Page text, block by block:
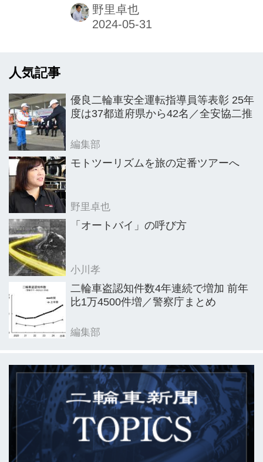
あらゆるサービスを提供する”をテーマ
に同社の信濃孝喜社長が出席し、現在
た。説明会の後日、信濃氏にサービス
の詳細やアプリの概要などを聞いた。
野里卓也
人気記事
優良二輪車安全運転指導員等表彰 25年
度は37都道府県から42名／全安協二推
編集部
モトツーリズムを旅の定番ツアーへ
野里卓也
「オートバイ」の呼び方
小川孝
二輪車盗認知件数4年連続で増加 前年
比1万4500件増／警察庁まとめ
編集部